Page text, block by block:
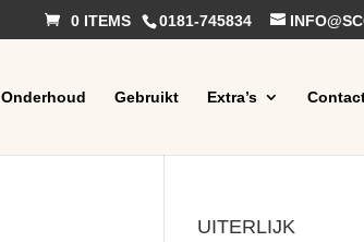
0181-745834
0 ITEMS
Onderhoud Gebruikt Extra’s
UITERLIJK